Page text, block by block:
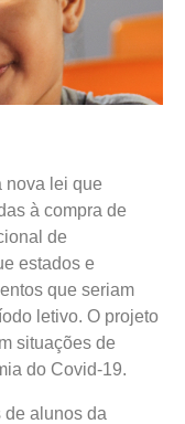
nova lei que
à compra de
de
estados e
que seriam
letivo. O projeto
situações de
do Covid-19.
de alunos da